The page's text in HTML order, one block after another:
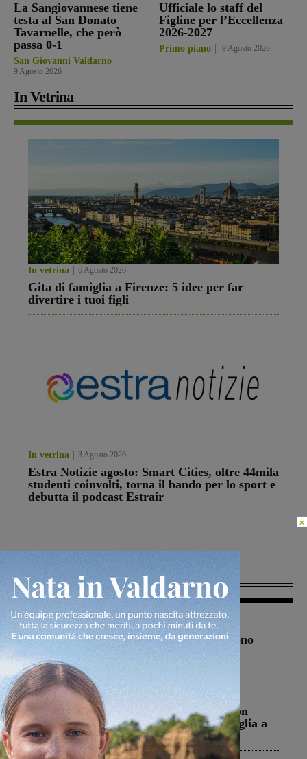
La Sangiovannese tiene
testa al San Donato
Tavarnelle, che però
passa 0-1
San Giovanni Valdarno
9 Agosto 2026
Ufficiale lo staff del
Figline per l’Eccellenza
2026-2027
Primo piano 9 Agosto 2026
In Vetrina
In vetrina 6 Agosto 2026
Gita di famiglia a Firenze: 5 idee per far
divertire i tuoi figli
In vetrina 3 Agosto 2026
Estra Notizie agosto: Smart Cities, oltre 44mila
studenti coinvolti, torna il bando per lo sport e
debutta il podcast Estrair
Più lette
Cronaca 4 Agosto 2026
Un anno fa la strage in A1 in cui morirono
Gianni, Giulia e Franco. Lo schianto, il
processo, lo stop ai sorpassi fra tir....
Cronaca 3 Agosto 2026
Scomparso da una struttura di Castiglion
Fiorentino l’uomo che aveva ucciso la figlia a
Levane nel 2020
×